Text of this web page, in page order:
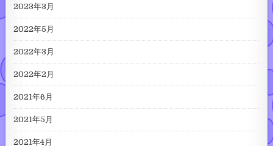
2023年3月
2022年5月
2022年3月
2022年2月
2021年6月
2021年5月
2021年4月